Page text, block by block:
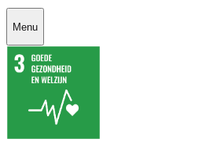
Menu